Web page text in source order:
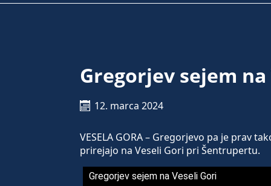
Gregorjev sejem
12. marca 2024
VESELA GORA – Gregorjevo pa je prav
prirejajo na Veseli Gori pri Šentrupertu.
Gregorjev sejem na Veseli Gori